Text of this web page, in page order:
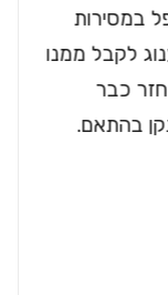
במסירות
לקבל ממנו
חזר כבר
בהתאם.